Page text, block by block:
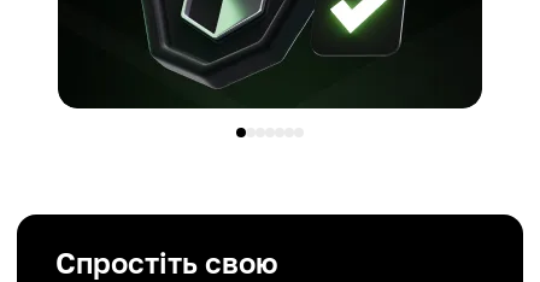
Спростіть свою